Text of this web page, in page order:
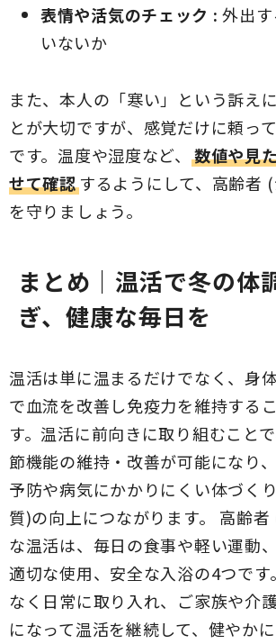
策を解説します
表情や活気のチェック :外出
いないか
また、本人の「寒い」という訴え
とが大切ですが、感覚だけに頼っ
です。温度や湿度など、
数値や見
せて確認するようにして、高齢者
を守りましょう。
まとめ｜温活で冬の体
ぎ、健康な毎日を
温活は単に温まるだけでなく、身
で血流を改善し免疫力を維持する
す。温活に前向きに取り組むこと
節機能の維持・改善が可能になり
予防や病気にかかりにくい体づく
質)の向上につながります。 高齢
な温活は、毎日の食事や軽い運動
適切な使用、安全な入浴の4つです
なく日常に取り入れ、ご家族や介
になって温活を継続して、健やか